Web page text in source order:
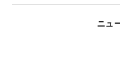
ニュ